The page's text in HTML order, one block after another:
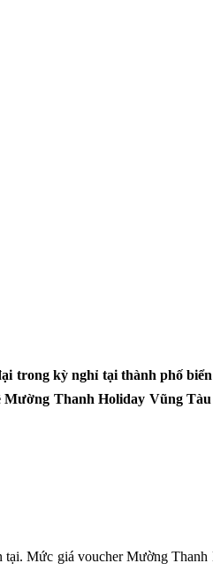
trong kỳ nghỉ tại thành phố
Mường Thanh Holiday Vũng
Mức giá voucher Mường